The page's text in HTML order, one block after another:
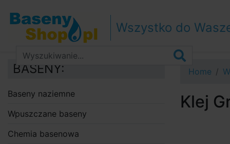
Przejdź do treści
Przejdź do paska bocznegoWszystko do
Home
Klej
BASENY:
Baseny naziemne
Wpuszczane baseny
Chemia basenowa